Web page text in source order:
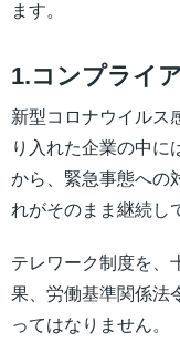
ます。
1.コンプライ
新型コロナウイルス
り入れた企業の中に
から、緊急事態への
れがそのまま継続し
テレワーク制度を、
果、労働基準関係法
ってはなりません。